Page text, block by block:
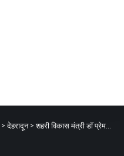
>देहरादून>शहरी विकास मंत्री डॉ प्रेमचंद अग्रवाल ने दशहरा कमेटी व स्मार्ट सिटी के अधिकारियों के साथ दशहरे के बाद परेड ग्राउंड में हुए नुकसान का निरीक्षण किया।